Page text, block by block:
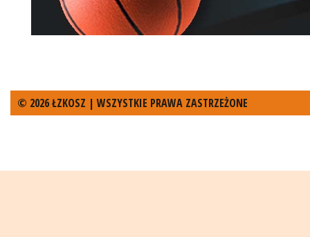
© 2026 ŁZKOSZ | WSZYSTKIE PRAWA ZASTRZEŻONE